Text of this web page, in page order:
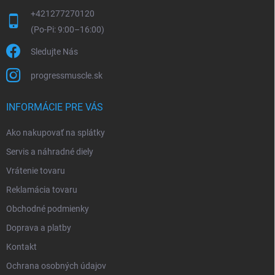
+421277270120
Sledujte Nás
progressmuscle.sk
INFORMÁCIE PRE VÁS
Ako nakupovať na splátky
Servis a náhradné diely
Vrátenie tovaru
Reklamácia tovaru
Obchodné podmienky
Doprava a platby
Kontakt
Ochrana osobných údajov